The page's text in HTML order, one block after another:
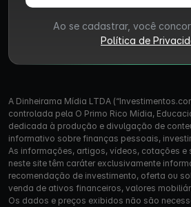
Ao se cadastrar, você
Política de
A Dinheirama Mídia LTDA
controlada pela O Primo Rico Mídia,
dedicada à produção e divulgação de
informativo sobre finanças pessoais,
As informações, artigos, vídeos, cotações e
neste site têm caráter exclusivamente
recomendação de investimento, oferta ou
venda de ativos financeiros, valores
Os dados e preços exibidos não são